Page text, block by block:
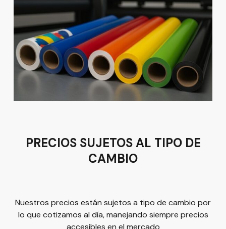
León
Sucursal
Av del Astillero 129 Centro bodeguero Las Trojes León,
Guanajuato
Tel:(477) 776 8994
Términos y condiciones
PRECIOS SUJETOS AL TIPO DE
CAMBIO
Nuestros precios están sujetos a tipo de cambio por
lo que cotizamos al día, manejando siempre precios
accesibles en el mercado